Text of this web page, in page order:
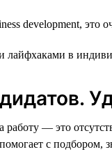
development,
лайфхаками в
— это
с подбором,